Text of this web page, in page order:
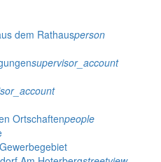
dem Rathausperson
supervisor_account
Ortschaftenpeople